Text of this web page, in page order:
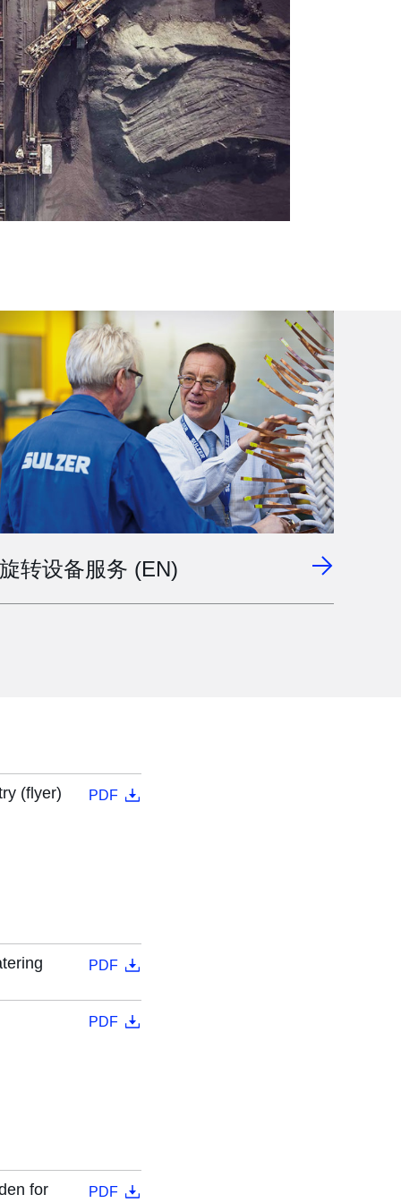
转设备服务 (EN)
(flyer) PDF
PDF
PDF
for PDF